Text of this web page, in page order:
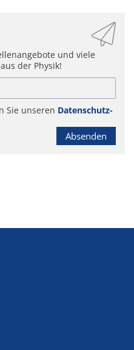
und viele
der Physik!
Sie unseren Datenschutz-
Absenden